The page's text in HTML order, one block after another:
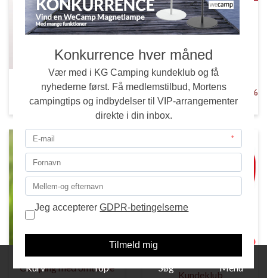
Gavekort % Outlet og Brugtmarked %
Camping med omtanke
TILBUD KG Camping
Kundeklub
Kurv Top Søg Menu